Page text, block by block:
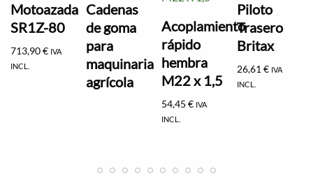
Motoazada
SR1Z-80
713,90€ IVA
INCL.
Cadenas
de goma
para
maquinaria
agrícola
Acoplamiento
rápido
hembra
M22 x 1,5
54,45€ IVA
INCL.
Piloto
Trasero
Britax
26,61€ IVA
INCL.